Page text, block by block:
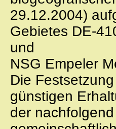
29.12.2004)
Gebietes DE-
und
NSG Empeler
Die
günstigen
der